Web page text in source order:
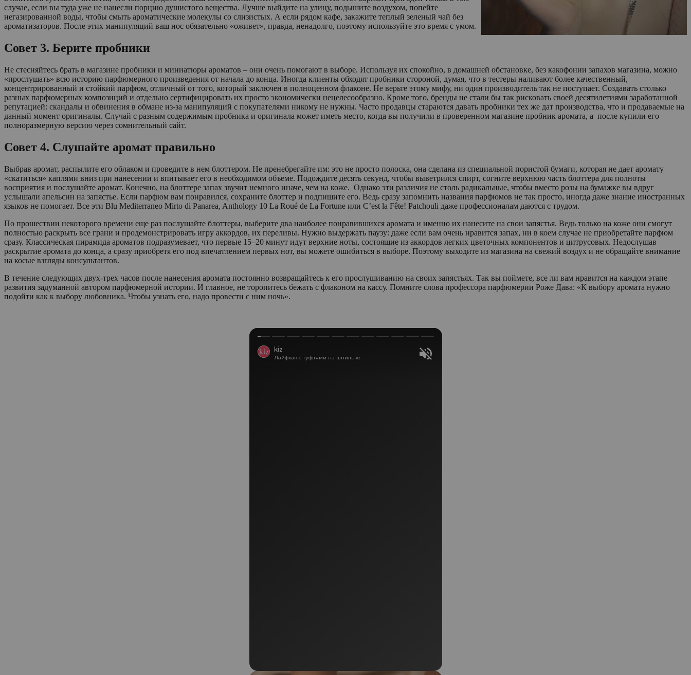
случае, если вы туда уже не нанесли порцию душистого вещества. Лучше выйдите на улицу, подышите воздухом, попейте
негазированной воды, чтобы смыть ароматические молекулы со слизистых. А если рядом кафе, закажите теплый зеленый чай без
ароматизаторов. После этих манипуляций ваш нос обязательно «оживет», правда, ненадолго, поэтому используйте это время с умом.
Совет 3. Берите пробники
Не стесняйтесь брать в магазине пробники и миниатюры ароматов – они очень помогают в выборе. Используя их спокойно, в домашней обстановке, без какофонии запахов магазина, можно
«прослушать» всю историю парфюмерного произведения от начала до конца. Иногда клиенты обходят пробники стороной, думая, что в тестеры наливают более качественный,
концентрированный и стойкий парфюм, отличный от того, который заключен в полноценном флаконе. Не верьте этому мифу, ни один производитель так не поступает. Создавать столько
разных парфюмерных композиций и отдельно сертифицировать их просто экономически нецелесообразно. Кроме того, бренды не стали бы так рисковать своей десятилетиями заработанной
репутацией: скандалы и обвинения в обмане из-за манипуляций с покупателями никому не нужны. Часто продавцы стараются давать пробники тех же дат производства, что и продаваемые на
данный момент оригиналы. Случай с разным содержимым пробника и оригинала может иметь место, когда вы получили в проверенном магазине пробник аромата, а после купили его
полноразмерную версию через сомнительный сайт.
Совет 4. Слушайте аромат правильно
Выбрав аромат, распылите его облаком и проведите в нем блоттером. Не пренебрегайте им: это не просто полоска, она сделана из специальной пористой бумаги, которая не дает аромату
«скатиться» каплями вниз при нанесении и впитывает его в необходимом объеме. Подождите десять секунд, чтобы выветрился спирт, согните верхнюю часть блоттера для полноты
восприятия и послушайте аромат. Конечно, на блоттере запах звучит немного иначе, чем на коже. Однако эти различия не столь радикальные, чтобы вместо розы на бумажке вы вдруг
услышали апельсин на запястье. Если парфюм вам понравился, сохраните блоттер и подпишите его. Ведь сразу запомнить названия парфюмов не так просто, иногда даже знание иностранных
языков не помогает. Все эти Blu Mediterraneo Mirto di Panarea, Anthology 10 La Roué de La Fortune или C’est la Fête! Patchouli даже профессионалам даются с трудом.
По прошествии некоторого времени еще раз послушайте блоттеры, выберите два наиболее понравившихся аромата и именно их нанесите на свои запястья. Ведь только на коже они смогут
полностью раскрыть все грани и продемонстрировать игру аккордов, их переливы. Нужно выдержать паузу: даже если вам очень нравится запах, ни в коем случае не приобретайте парфюм
сразу. Классическая пирамида ароматов подразумевает, что первые 15–20 минут идут верхние ноты, состоящие из аккордов легких цветочных компонентов и цитрусовых. Недослушав
раскрытие аромата до конца, а сразу приобретя его под впечатлением первых нот, вы можете ошибиться в выборе. Поэтому выходите из магазина на свежий воздух и не обращайте внимание
на косые взгляды консультантов.
В течение следующих двух-трех часов после нанесения аромата постоянно возвращайтесь к его прослушиванию на своих запястьях. Так вы поймете, все ли вам нравится на каждом этапе
развития задуманной автором парфюмерной истории. И главное, не торопитесь бежать с флаконом на кассу. Помните слова профессора парфюмерии Роже Дава: «К выбору аромата нужно
подойти как к выбору любовника. Чтобы узнать его, надо провести с ним ночь».